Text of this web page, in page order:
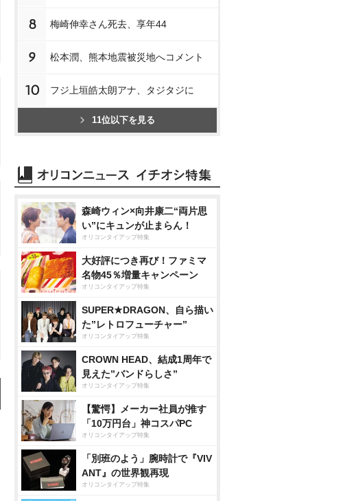
8 梅崎伸幸さん死去、享年44
9 松本潤、熊本地震被災地へコメント
10 フジ上垣皓太朗アナ、タジタジに
11位以下を見る
森崎ウィン×向井康二“両片思
い”にキュンが止まらん！
オリコンタイアップ特集
大好評につき再び！ファミマ
名物45％増量キャンペーン
オリコンタイアップ特集
SUPER★DRAGON、自ら描い
た”レトロフューチャー”
オリコンタイアップ特集
CROWN HEAD、結成1周年で
見えた”バンドらしさ”
オリコンタイアップ特集
【驚愕】メーカー社員が推す
「10万円台」神コスパPC
オリコンタイアップ特集
「別班のよう」腕時計で『VIV
ANT』の世界観再現
オリコンタイアップ特集